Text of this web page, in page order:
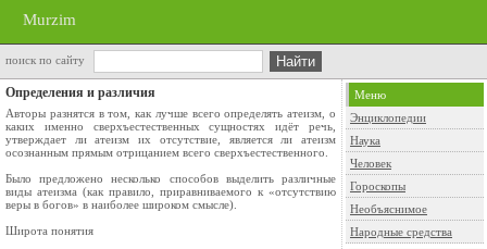
Murzim
поиск по сайту
Определения и различия
Авторы разнятся в том, как лучше всего определять атеизм, о
каких именно сверхъестественных сущностях идёт речь,
утверждает ли атеизм их отсутствие, является ли атеизм
осознанным прямым отрицанием всего сверхъестественного.
Было предложено несколько способов выделить различные
виды атеизма (как правило, приравниваемого к «отсутствию
веры в богов» в наиболее широком смысле).
Широта понятия
Меню
Энциклопедии
Наука
Человек
Гороскопы
Необъяснимое
Народные средства